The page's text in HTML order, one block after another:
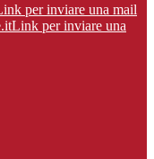
per inviare una mail
Link per inviare una